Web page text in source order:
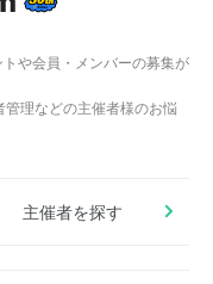
や会員・メンバーの募集が
理などの主催者様のお悩
主催者を探す